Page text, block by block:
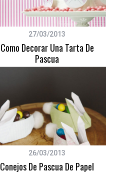
27/03/2013
Como Decorar Una Tarta De
Pascua
26/03/2013
Conejos De Pascua De Papel